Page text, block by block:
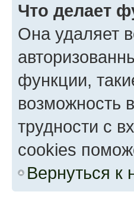
Что делает
Она удаляет
функции,
возможность
трудности с
cookies
Вернуться к